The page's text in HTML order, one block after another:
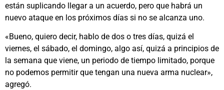
están suplicando llegar a ‌un acuerdo, pero que habrá un
nuevo ataque en los próximos días si no se alcanza uno.
«Bueno, quiero decir, hablo de dos o tres días, quizá el
viernes, el sábado, ‌el domingo, algo así, quizá a ⁠principios de
la semana que viene, un periodo de tiempo ⁠limitado, porque
no podemos permitir que tengan una nueva arma nuclear»,
agregó.